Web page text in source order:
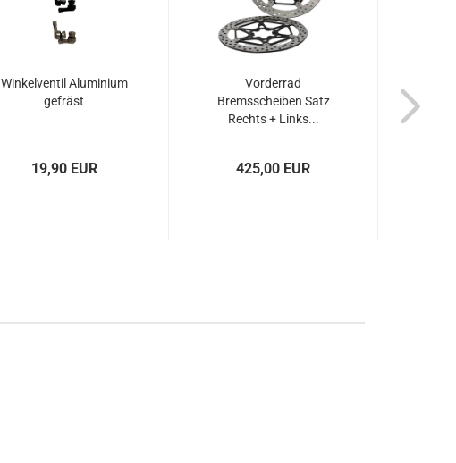
Winkelventil Aluminium
gefräst
19,90 EUR
Vorderrad
Bremsscheiben Satz
Rechts + Links...
425,00 EUR